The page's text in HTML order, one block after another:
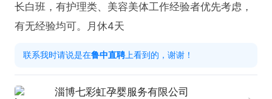
长白班，有护理类、美容美体工作经验者优先考虑，
有无经验均可。月休4天
联系我时请说是在鲁中直聘 上看到的，谢谢！
淄博七彩虹孕婴服务有限公司